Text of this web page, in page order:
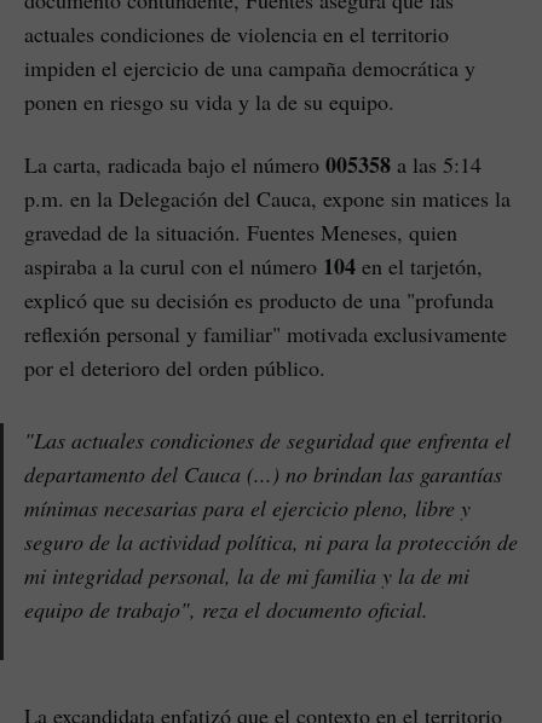
actuales condiciones de violencia en el territorio
impiden el ejercicio de una campaña democrática y
ponen en riesgo su vida y la de su equipo.
La carta, radicada bajo el número 005358 a las 5:14
p.m. en la Delegación del Cauca, expone sin matices la
gravedad de la situación. Fuentes Meneses, quien
aspiraba a la curul con el número 104 en el tarjetón,
explicó que su decisión es producto de una "profunda
reflexión personal y familiar" motivada exclusivamente
por el deterioro del orden público.
"Las actuales condiciones de seguridad que enfrenta el
departamento del Cauca (...) no brindan las garantías
mínimas necesarias para el ejercicio pleno, libre y
seguro de la actividad política, ni para la protección de
mi integridad personal, la de mi familia y la de mi
equipo de trabajo", reza el documento oficial.
La excandidata enfatizó que el contexto en el territorio